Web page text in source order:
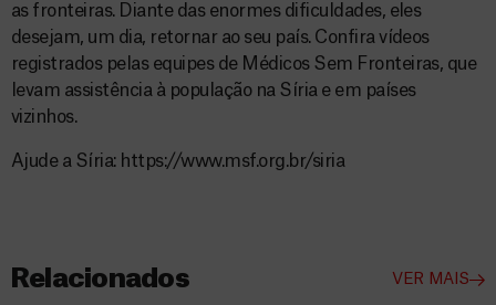
as fronteiras. Diante das enormes dificuldades, eles
desejam, um dia, retornar ao seu país. Confira vídeos
registrados pelas equipes de Médicos Sem Fronteiras, que
levam assistência à população na Síria e em países
vizinhos.
Ajude a Síria: https://www.msf.org.br/siria
Relacionados VER MAIS